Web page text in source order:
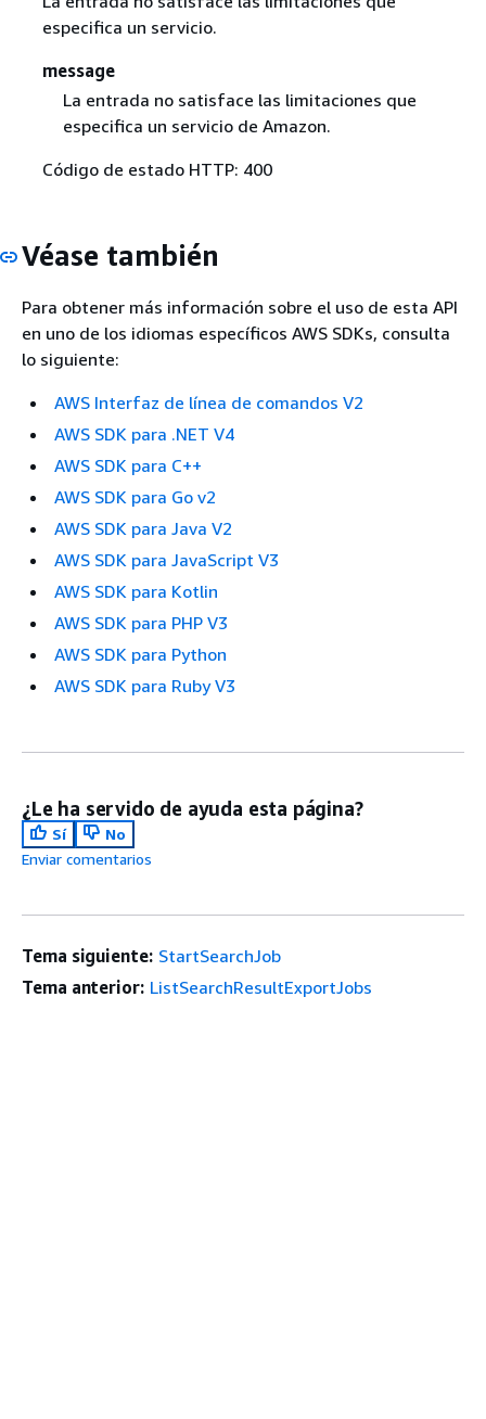
especifica un servicio.
message
La entrada no satisface las limitaciones que
especifica un servicio de Amazon.
Código de estado HTTP: 400
Véase también
Para obtener más información sobre el uso de esta API
en uno de los idiomas específicos AWS SDKs, consulta
lo siguiente:
AWS Interfaz de línea de comandos V2
AWS SDK para .NET V4
AWS SDK para C++
AWS SDK para Go v2
AWS SDK para Java V2
AWS SDK para JavaScript V3
AWS SDK para Kotlin
AWS SDK para PHP V3
AWS SDK para Python
AWS SDK para Ruby V3
¿Le ha servido de ayuda esta página?
Sí
No
Enviar comentarios
Tema siguiente: StartSearchJob
Tema anterior: ListSearchResultExportJobs